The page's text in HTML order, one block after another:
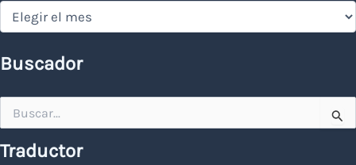
Hemeroteca
Buscador
por:
Traductor